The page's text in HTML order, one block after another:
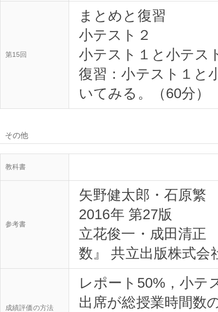
第15回
まとめと復習
小テスト２
小テスト１と小テス
復習：小テスト１と
その他
教科書
参考書
矢野健太郎・石原繁
2016年 第27版
立花俊一・成田清正
数』 共立出版株式会
成績評価の方法
レポート50%，小テ
出席が総授業時間数